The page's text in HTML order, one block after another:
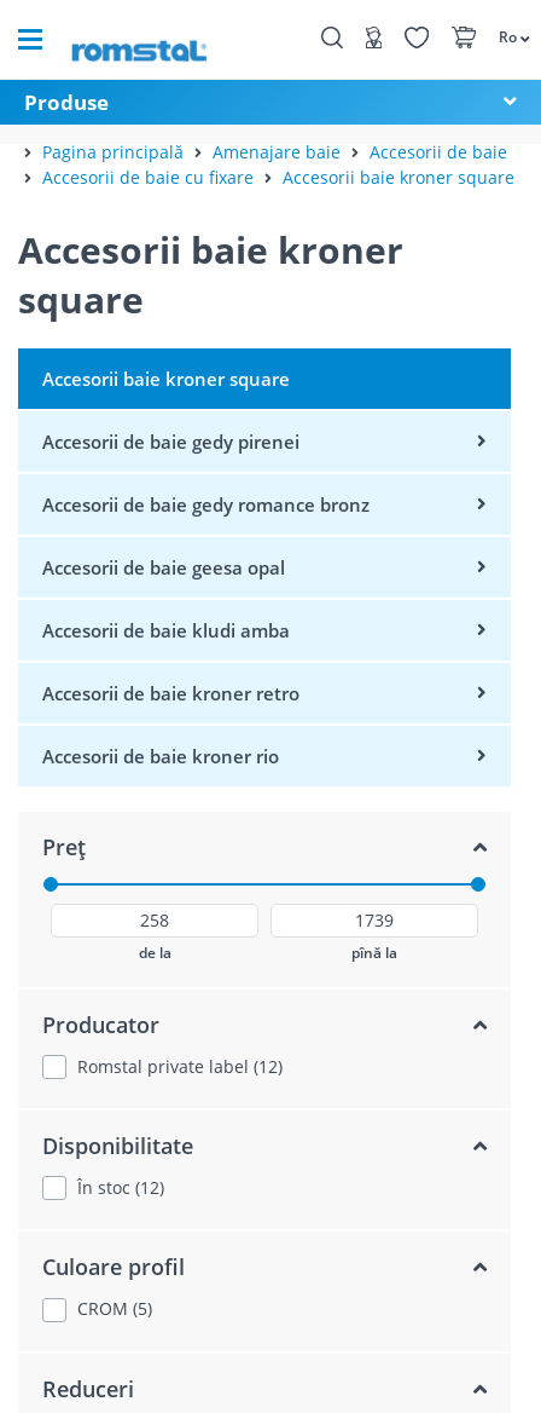
Ro
Produse
Pagina principală Amenajare baie
Accesorii de baie
Accesorii de baie cu fixare
Accesorii baie kroner square
Accesorii baie kroner
square
Accesorii baie kroner square
Accesorii de baie gedy pirenei
Accesorii de baie gedy romance bronz
Accesorii de baie geesa opal
Accesorii de baie kludi amba
Accesorii de baie kroner retro
Accesorii de baie kroner rio
Preț
de la pînă la
Producator
Romstal private label (12)
Disponibilitate
În stoc (12)
Culoare profil
CROM (5)
Reduceri